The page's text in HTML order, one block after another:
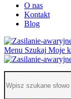
O nas
Kontakt
Blog
Menu Szukaj Moje